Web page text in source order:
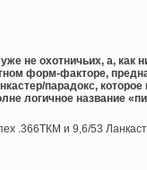
не охотничьих, а, как
форм-факторе,
парадокс,
логичное название
.366ТКМ и 9,6/53